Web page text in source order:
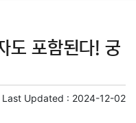
도 포함된다! 궁
Last Updated : 2024-12-02